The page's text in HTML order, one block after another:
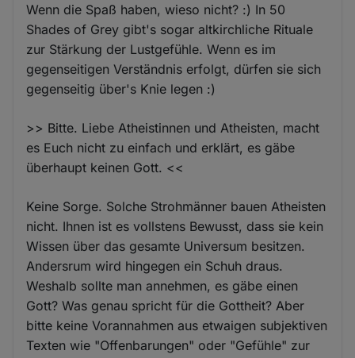
Wenn die Spaß haben, wieso nicht? :) In 50
Shades of Grey gibt's sogar altkirchliche Rituale
zur Stärkung der Lustgefühle. Wenn es im
gegenseitigen Verständnis erfolgt, dürfen sie sich
gegenseitig über's Knie legen :)
>> Bitte. Liebe Atheistinnen und Atheisten, macht
es Euch nicht zu einfach und erklärt, es gäbe
überhaupt keinen Gott. <<
Keine Sorge. Solche Strohmänner bauen Atheisten
nicht. Ihnen ist es vollstens Bewusst, dass sie kein
Wissen über das gesamte Universum besitzen.
Andersrum wird hingegen ein Schuh draus.
Weshalb sollte man annehmen, es gäbe einen
Gott? Was genau spricht für die Gottheit? Aber
bitte keine Vorannahmen aus etwaigen subjektiven
Texten wie "Offenbarungen" oder "Gefühle" zur